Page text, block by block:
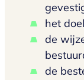
het
de
de